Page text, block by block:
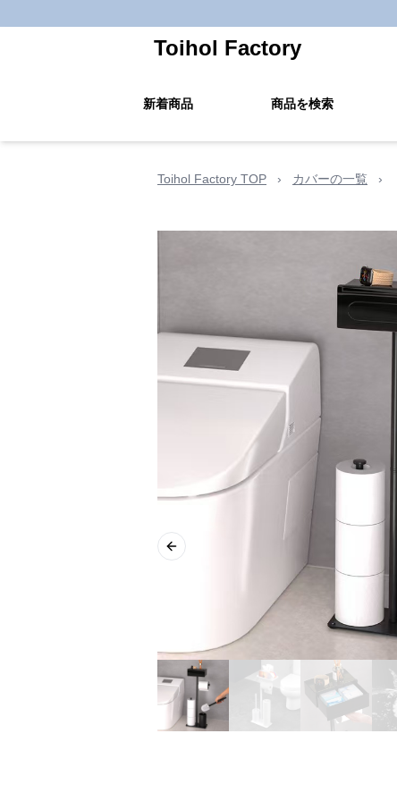
Toihol Factory
新着商品 商品を検索
Toihol Factory TOP › カバーの一覧 ›
Previous slide